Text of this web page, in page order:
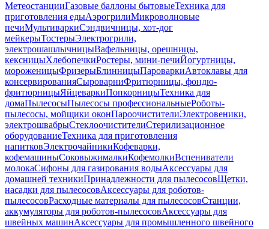
МетеостанцииГазовые баллоны бытовыеТехника для
приготовления едыАэрогрилиМикроволновые
печиМультиваркиСэндвичницы, хот-дог
мейкерыТостерыЭлектрогрили,
электрошашлычницыВафельницы, орешницы,
кексницыХлебопечкиРостеры, мини-печиЙогуртницы,
мороженицыФризерыБлинницыПароваркиАвтоклавы для
консервированияСыроварниФритюрницы, фондю-
фритюрницыЯйцеваркиПопкорницыТехника для
домаПылесосыПылесосы профессиональныеРоботы-
пылесосы, мойщики оконПароочистителиЭлектровеники,
электрошвабрыСтеклоочистителиСтерилизационное
оборудованиеТехника для приготовления
напитковЭлектрочайникиКофеварки,
кофемашиныСоковыжималкиКофемолкиВспениватели
молокаСифоны для газирования водыАксессуары для
домашней техникиПринадлежности для пылесосовЩетки,
насадки для пылесосовАксессуары для роботов-
пылесосовРасходные материалы для пылесосовСтанции,
аккумуляторы для роботов-пылесосовАксессуары для
швейных машинАксессуары для промышленного швейного